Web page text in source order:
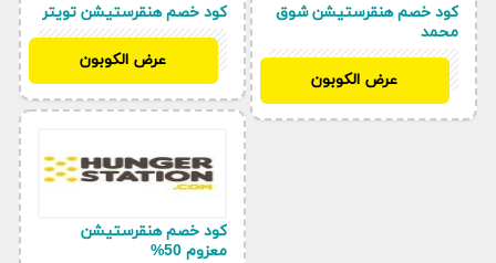
كود خصم هنقرستيشن شوق
محمد
عرض الكوبون
كود خصم هنقرستيشن تويتر
عرض الكوبون
كود خصم هنقرستيشن
معزوم 50%